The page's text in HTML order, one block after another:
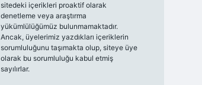
sitedeki içerikleri proaktif olarak
denetleme veya araştırma
yükümlülüğümüz bulunmamaktadır.
Ancak, üyelerimiz yazdıkları içeriklerin
sorumluluğunu taşımakta olup, siteye üye
olarak bu sorumluluğu kabul etmiş
sayılırlar.